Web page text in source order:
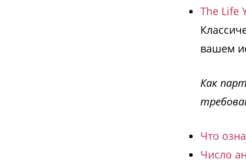
The Life
вашем
Как
Что
Число